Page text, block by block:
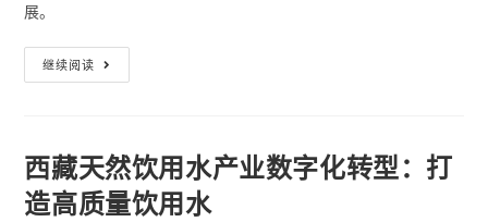
展。
继续阅读
西藏天然饮用水产业数字化转型：打
造高质量饮用水